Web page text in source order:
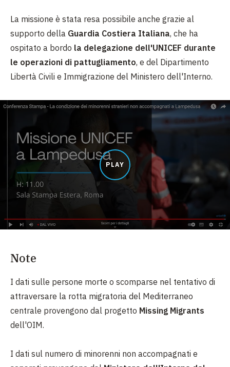
La missione è stata resa possibile anche grazie al
supporto della Guardia Costiera Italiana, che ha
ospitato a bordo la delegazione dell'UNICEF durante
le operazioni di pattugliamento, e del Dipartimento
Libertà Civili e Immigrazione del Ministero dell'Interno.
PLAY
Note
I dati sulle persone morte o scomparse nel tentativo di
attraversare la rotta migratoria del Mediterraneo
centrale provengono dal progetto Missing Migrants
dell'OIM.
I dati sul numero di minorenni non accompagnati e